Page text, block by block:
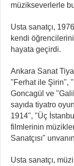
müzikseverlerle
Usta sanatçı,
kendi
hayata geçirdi.
Ankara Sanat
"Ferhat ile Şirin",
Goncagül ve
sayıda tiyatro
1914", "Üç
filmlerinin
Sanatçısı"
Usta sanatçı,